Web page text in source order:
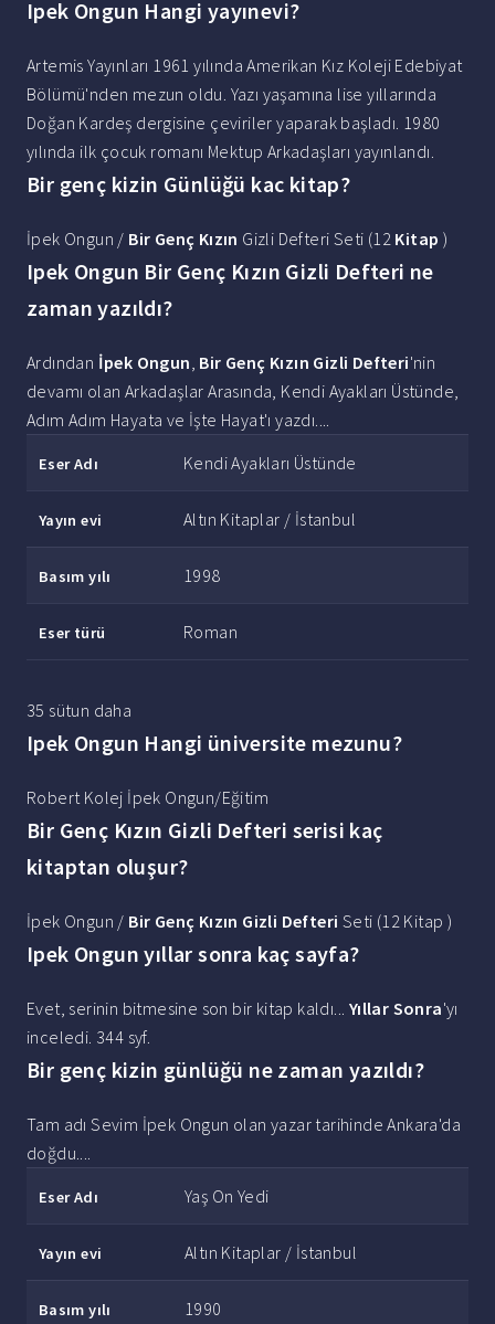
Ipek Ongun Hangi yayınevi?
Artemis Yayınları 1961 yılında Amerikan Kız Koleji Edebiyat
Bölümü'nden mezun oldu. Yazı yaşamına lise yıllarında
Doğan Kardeş dergisine çeviriler yaparak başladı. 1980
yılında ilk çocuk romanı Mektup Arkadaşları yayınlandı.
Bir genç kizin Günlüğü kac kitap?
İpek Ongun / Bir Genç Kızın Gizli Defteri Seti (12 Kitap )
Ipek Ongun Bir Genç Kızın Gizli Defteri ne
zaman yazıldı?
Ardından İpek Ongun, Bir Genç Kızın Gizli Defteri'nin
devamı olan Arkadaşlar Arasında, Kendi Ayakları Üstünde,
Adım Adım Hayata ve İşte Hayat'ı yazdı....
Eser Adı Kendi Ayakları Üstünde
Yayın evi Altın Kitaplar / İstanbul
Basım yılı 1998
Eser türü Roman
35 sütun daha
Ipek Ongun Hangi üniversite mezunu?
Robert Kolej İpek Ongun/Eğitim
Bir Genç Kızın Gizli Defteri serisi kaç
kitaptan oluşur?
İpek Ongun / Bir Genç Kızın Gizli Defteri Seti (12 Kitap )
Ipek Ongun yıllar sonra kaç sayfa?
Evet, serinin bitmesine son bir kitap kaldı... Yıllar Sonra'yı
inceledi. 344 syf.
Bir genç kizin günlüğü ne zaman yazıldı?
Tam adı Sevim İpek Ongun olan yazar tarihinde Ankara'da
doğdu....
Eser Adı Yaş On Yedi
Yayın evi Altın Kitaplar / İstanbul
Basım yılı 1990